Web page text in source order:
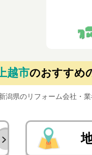
越市のおすすめ
潟県のリフォーム会社・